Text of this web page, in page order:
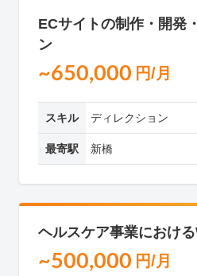
ECサイトの制作・開発
ン
~650,000 円/月
スキル ディレクション
最寄駅 新橋
ヘルスケア事業におけ
~500,000 円/月